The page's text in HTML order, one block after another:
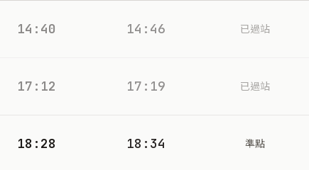
14:40 14:46 已過站
17:12 17:19 已過站
18:28 18:34 準點